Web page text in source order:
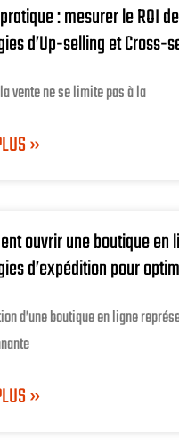
: mesurer le ROI
d’Up-selling et Cross-
vente ne se limite pas à la
»
ouvrir une boutique en
d’expédition pour
d’une boutique en ligne
»